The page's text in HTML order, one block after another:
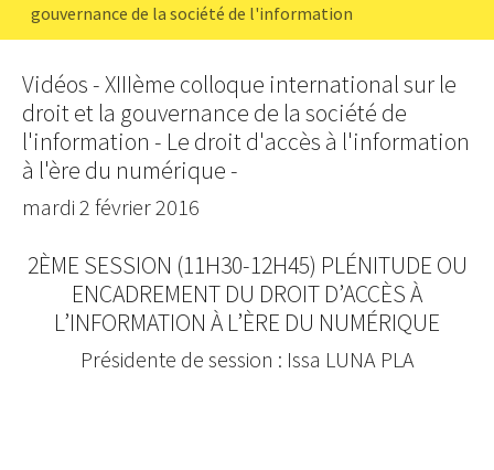
gouvernance de la société de l'information
Vidéos - XIIIème colloque international sur le
droit et la gouvernance de la société de
l'information - Le droit d'accès à l'information
à l'ère du numérique -
mardi 2 février 2016
2ÈME SESSION (11H30-12H45) PLÉNITUDE OU
ENCADREMENT DU DROIT D’ACCÈS À
L’INFORMATION À L’ÈRE DU NUMÉRIQUE
Présidente de session : Issa LUNA PLA